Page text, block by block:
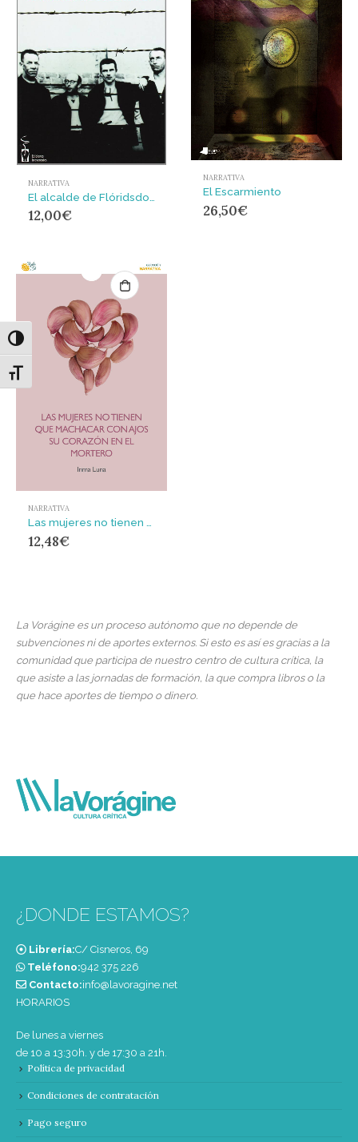
Alternar alto contraste
Alternar tamaño de letra
NARRATIVA
12,00€
NARRATIVA
El Escarmiento
26,50€
NARRATIVA
Las mujeres no tienen que machacar con ajos su corazón en el mortero
12,48€
La Vorágine es un proceso autónomo que no depende de
subvenciones ni de aportes externos. Si esto es así es gracias a la
comunidad que participa de nuestro centro de cultura crítica, la
que asiste a las jornadas de formación, la que compra libros o la
que hace aportes de tiempo o dinero.
¿DONDE ESTAMOS?
Librería:C/ Cisneros, 69
Teléfono:‭942 375 226‬
Contacto:info@lavoragine.net
HORARIOS
De lunes a viernes
de 10 a 13:30h. y de 17:30 a 21h.
Política de privacidad
Condiciones de contratación
Pago seguro